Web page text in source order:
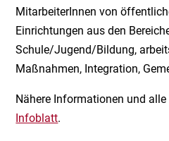
MitarbeiterInnen von
Einrichtungen aus den
Schule/Jugend/Bildung,
Maßnahmen, Integration,
Nähere Informationen und
Infoblatt.